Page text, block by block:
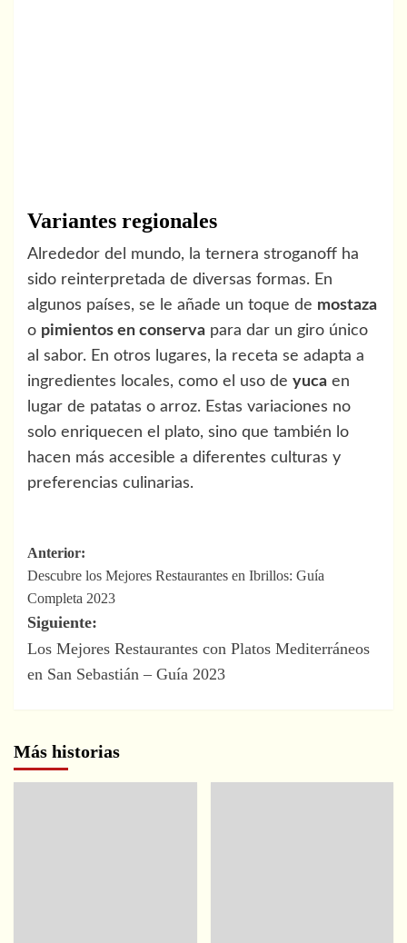
Variantes regionales
Alrededor del mundo, la ternera stroganoff ha
sido reinterpretada de diversas formas. En
algunos países, se le añade un toque de mostaza
o pimientos en conserva para dar un giro único
al sabor. En otros lugares, la receta se adapta a
ingredientes locales, como el uso de yuca en
lugar de patatas o arroz. Estas variaciones no
solo enriquecen el plato, sino que también lo
hacen más accesible a diferentes culturas y
preferencias culinarias.
Navegación
de
entradas
Anterior:
Descubre los Mejores Restaurantes en Ibrillos: Guía
Completa 2023
Siguiente:
Los Mejores Restaurantes con Platos Mediterráneos
en San Sebastián – Guía 2023
Más historias